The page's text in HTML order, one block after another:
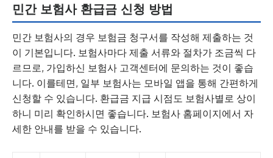
민간 보험사 환급금 신청 방법
민간 보험사의 경우 보험금 청구서를 작성해 제출하는 것
이 기본입니다. 보험사마다 제출 서류와 절차가 조금씩 다
르므로, 가입하신 보험사 고객센터에 문의하는 것이 좋습
니다. 이를테면, 일부 보험사는 모바일 앱을 통해 간편하게
신청할 수 있습니다. 환급금 지급 시점도 보험사별로 상이
하니 미리 확인하시면 좋습니다. 보험사 홈페이지에서 자
세한 안내를 받을 수 있습니다.